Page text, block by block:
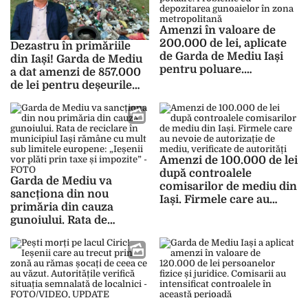
Dezastru în primăriile
din Iași! Garda de Mediu
a dat amenzi de 857.000
de lei pentru deșeurile
Amenzi în valoare de
200.000 de lei, aplicate
de Garda de Mediu Iași
pentru poluare.
metropolitană
Garda de Mediu va
sancționa din nou
primăria din cauza
gunoiului. Rata de
Iași rămâne cu mult sub
limitele europene:
„Ieșenii vor plăti prin
taxe și impozite” – FOTO
Amenzi de 100.000 de lei
după controalele
comisarilor de mediu din
Iași. Firmele care au
autorități